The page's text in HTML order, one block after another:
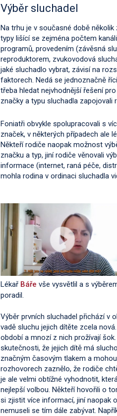
Výběr sluchadel
Na trhu je v současné době
typy lišící se zejména počtem
programů, provedením (závěsná
reproduktorem, zvukovodová
jaké sluchadlo vybrat, závisí na
faktorech. Nedá se jednoznačně
třeba hledat nejvhodnější řešení
značky a typu sluchadla zapojovali
Foniatři obvykle spolupracovali s
značek, v některých případech ale
Někteří rodiče naopak možnost
značku a typ, jiní rodiče věnovali
informace (internet, raná péče,
mohla rodina v ordinaci sluchadla
Lékař Báře vše vysvětlil a s
poradil.
Výběr prvních sluchadel přichází v
vadě sluchu jejich dítěte zcela
období a mnozí z nich prožívají
skutečnosti, že jejich dítě má
značným časovým tlakem a
rozhovorech zaznělo, že rodiče
je ale velmi obtížné vyhodnotit,
nejlepší volbou. Někteří hovořili o
si zjistit více informací, jiní naopak
nemuseli se tím dále zabývat.